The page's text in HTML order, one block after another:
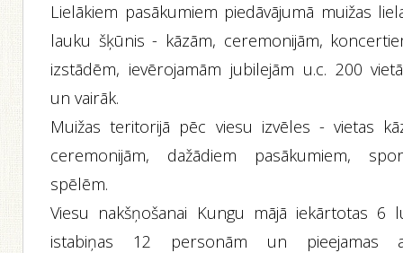
Lielākiem pasākumiem piedāvājumā muižas
lauku šķūnis - kāzām, ceremonijām,
izstādēm, ievērojamām jubilejām u.c. 200
un vairāk.
Muižas teritorijā pēc viesu izvēles - vietas
ceremonijām, dažādiem pasākumiem,
spēlēm.
Viesu nakšņošanai Kungu mājā iekārtotas 6
istabiņas 12 personām un pieejamas